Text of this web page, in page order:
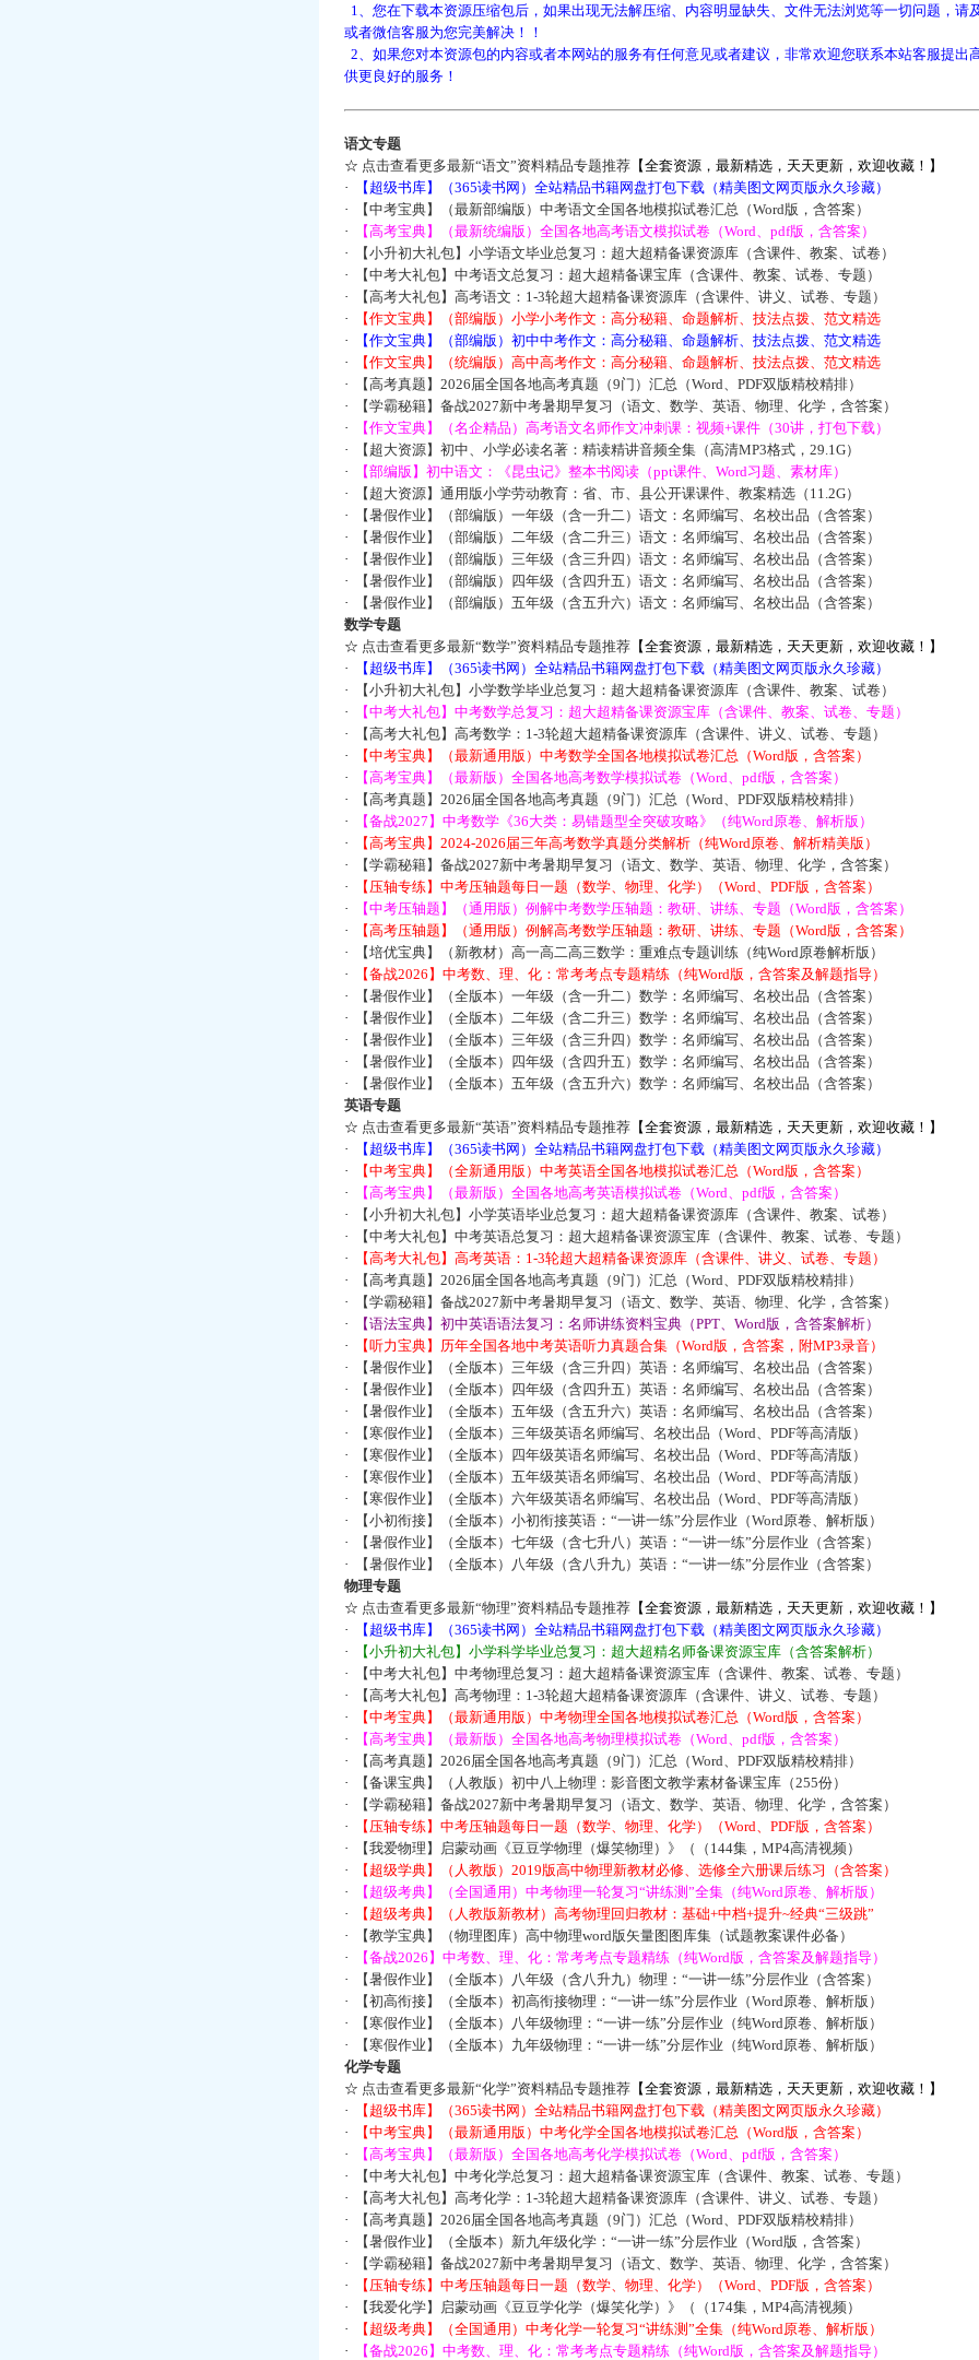
1、您在下载本资源压缩包后，如果出现无法解压缩、内容明显缺失、文件无法浏览等一切问题，请
或者微信客服为您完美解决！！
2、如果您对本资源包的内容或者本网站的服务有任何意见或者建议，非常欢迎您联系本站客服提出
供更良好的服务！
语文专题
☆ 点击查看更多最新“语文”资料精品专题推荐【全套资源，最新精选，天天更新，欢迎收藏！】
·
【超级书库】（365读书网）全站精品书籍网盘打包下载（精美图文网页版永久珍藏）
·
【中考宝典】（最新部编版）中考语文全国各地模拟试卷汇总（Word版，含答案）
·
【高考宝典】（最新统编版）全国各地高考语文模拟试卷（Word、pdf版，含答案）
·
【小升初大礼包】小学语文毕业总复习：超大超精备课资源库（含课件、教案、试卷）
·
【中考大礼包】中考语文总复习：超大超精备课宝库（含课件、教案、试卷、专题）
·
【高考大礼包】高考语文：1-3轮超大超精备课资源库（含课件、讲义、试卷、专题）
·
【作文宝典】（部编版）小学小考作文：高分秘籍、命题解析、技法点拨、范文精选
·
【作文宝典】（部编版）初中中考作文：高分秘籍、命题解析、技法点拨、范文精选
·
【作文宝典】（统编版）高中高考作文：高分秘籍、命题解析、技法点拨、范文精选
·
【高考真题】2026届全国各地高考真题（9门）汇总（Word、PDF双版精校精排）
·
【学霸秘籍】备战2027新中考暑期早复习（语文、数学、英语、物理、化学，含答案）
·
【作文宝典】（名企精品）高考语文名师作文冲刺课：视频+课件（30讲，打包下载）
·
【超大资源】初中、小学必读名著：精读精讲音频全集（高清MP3格式，29.1G）
·
【部编版】初中语文：《昆虫记》整本书阅读（ppt课件、Word习题、素材库）
·
【超大资源】通用版小学劳动教育：省、市、县公开课课件、教案精选（11.2G）
·
【暑假作业】（部编版）一年级（含一升二）语文：名师编写、名校出品（含答案）
·
【暑假作业】（部编版）二年级（含二升三）语文：名师编写、名校出品（含答案）
·
【暑假作业】（部编版）三年级（含三升四）语文：名师编写、名校出品（含答案）
·
【暑假作业】（部编版）四年级（含四升五）语文：名师编写、名校出品（含答案）
·
【暑假作业】（部编版）五年级（含五升六）语文：名师编写、名校出品（含答案）
数学专题
☆ 点击查看更多最新“数学”资料精品专题推荐【全套资源，最新精选，天天更新，欢迎收藏！】
·
【超级书库】（365读书网）全站精品书籍网盘打包下载（精美图文网页版永久珍藏）
·
【小升初大礼包】小学数学毕业总复习：超大超精备课资源库（含课件、教案、试卷）
·
【中考大礼包】中考数学总复习：超大超精备课资源宝库（含课件、教案、试卷、专题）
·
【高考大礼包】高考数学：1-3轮超大超精备课资源库（含课件、讲义、试卷、专题）
·
【中考宝典】（最新通用版）中考数学全国各地模拟试卷汇总（Word版，含答案）
·
【高考宝典】（最新版）全国各地高考数学模拟试卷（Word、pdf版，含答案）
·
【高考真题】2026届全国各地高考真题（9门）汇总（Word、PDF双版精校精排）
·
【备战2027】中考数学《36大类：易错题型全突破攻略》（纯Word原卷、解析版）
·
【高考宝典】2024-2026届三年高考数学真题分类解析（纯Word原卷、解析精美版）
·
【学霸秘籍】备战2027新中考暑期早复习（语文、数学、英语、物理、化学，含答案）
·
【压轴专练】中考压轴题每日一题（数学、物理、化学）（Word、PDF版，含答案）
·
【中考压轴题】（通用版）例解中考数学压轴题：教研、讲练、专题（Word版，含答案）
·
【高考压轴题】（通用版）例解高考数学压轴题：教研、讲练、专题（Word版，含答案）
·
【培优宝典】（新教材）高一高二高三数学：重难点专题训练（纯Word原卷解析版）
·
【备战2026】中考数、理、化：常考考点专题精练（纯Word版，含答案及解题指导）
·
【暑假作业】（全版本）一年级（含一升二）数学：名师编写、名校出品（含答案）
·
【暑假作业】（全版本）二年级（含二升三）数学：名师编写、名校出品（含答案）
·
【暑假作业】（全版本）三年级（含三升四）数学：名师编写、名校出品（含答案）
·
【暑假作业】（全版本）四年级（含四升五）数学：名师编写、名校出品（含答案）
·
【暑假作业】（全版本）五年级（含五升六）数学：名师编写、名校出品（含答案）
英语专题
☆ 点击查看更多最新“英语”资料精品专题推荐【全套资源，最新精选，天天更新，欢迎收藏！】
·
【超级书库】（365读书网）全站精品书籍网盘打包下载（精美图文网页版永久珍藏）
·
【中考宝典】（全新通用版）中考英语全国各地模拟试卷汇总（Word版，含答案）
·
【高考宝典】（最新版）全国各地高考英语模拟试卷（Word、pdf版，含答案）
·
【小升初大礼包】小学英语毕业总复习：超大超精备课资源库（含课件、教案、试卷）
·
【中考大礼包】中考英语总复习：超大超精备课资源宝库（含课件、教案、试卷、专题）
·
【高考大礼包】高考英语：1-3轮超大超精备课资源库（含课件、讲义、试卷、专题）
·
【高考真题】2026届全国各地高考真题（9门）汇总（Word、PDF双版精校精排）
·
【学霸秘籍】备战2027新中考暑期早复习（语文、数学、英语、物理、化学，含答案）
·
【语法宝典】初中英语语法复习：名师讲练资料宝典（PPT、Word版，含答案解析）
·
【听力宝典】历年全国各地中考英语听力真题合集（Word版，含答案，附MP3录音）
·
【暑假作业】（全版本）三年级（含三升四）英语：名师编写、名校出品（含答案）
·
【暑假作业】（全版本）四年级（含四升五）英语：名师编写、名校出品（含答案）
·
【暑假作业】（全版本）五年级（含五升六）英语：名师编写、名校出品（含答案）
·
【寒假作业】（全版本）三年级英语名师编写、名校出品（Word、PDF等高清版）
·
【寒假作业】（全版本）四年级英语名师编写、名校出品（Word、PDF等高清版）
·
【寒假作业】（全版本）五年级英语名师编写、名校出品（Word、PDF等高清版）
·
【寒假作业】（全版本）六年级英语名师编写、名校出品（Word、PDF等高清版）
·
【小初衔接】（全版本）小初衔接英语：“一讲一练”分层作业（Word原卷、解析版）
·
【暑假作业】（全版本）七年级（含七升八）英语：“一讲一练”分层作业（含答案）
·
【暑假作业】（全版本）八年级（含八升九）英语：“一讲一练”分层作业（含答案）
物理专题
☆ 点击查看更多最新“物理”资料精品专题推荐【全套资源，最新精选，天天更新，欢迎收藏！】
·
【超级书库】（365读书网）全站精品书籍网盘打包下载（精美图文网页版永久珍藏）
·
【小升初大礼包】小学科学毕业总复习：超大超精名师备课资源宝库（含答案解析）
·
【中考大礼包】中考物理总复习：超大超精备课资源宝库（含课件、教案、试卷、专题）
·
【高考大礼包】高考物理：1-3轮超大超精备课资源库（含课件、讲义、试卷、专题）
·
【中考宝典】（最新通用版）中考物理全国各地模拟试卷汇总（Word版，含答案）
·
【高考宝典】（最新版）全国各地高考物理模拟试卷（Word、pdf版，含答案）
·
【高考真题】2026届全国各地高考真题（9门）汇总（Word、PDF双版精校精排）
·
【备课宝典】（人教版）初中八上物理：影音图文教学素材备课宝库（255份）
·
【学霸秘籍】备战2027新中考暑期早复习（语文、数学、英语、物理、化学，含答案）
·
【压轴专练】中考压轴题每日一题（数学、物理、化学）（Word、PDF版，含答案）
·
【我爱物理】启蒙动画《豆豆学物理（爆笑物理）》（（144集，MP4高清视频）
·
【超级学典】（人教版）2019版高中物理新教材必修、选修全六册课后练习（含答案）
·
【超级考典】（全国通用）中考物理一轮复习“讲练测”全集（纯Word原卷、解析版）
·
【超级考典】（人教版新教材）高考物理回归教材：基础+中档+提升~经典“三级跳”
·
【教学宝典】（物理图库）高中物理word版矢量图图库集（试题教案课件必备）
·
【备战2026】中考数、理、化：常考考点专题精练（纯Word版，含答案及解题指导）
·
【暑假作业】（全版本）八年级（含八升九）物理：“一讲一练”分层作业（含答案）
·
【初高衔接】（全版本）初高衔接物理：“一讲一练”分层作业（Word原卷、解析版）
·
【寒假作业】（全版本）八年级物理：“一讲一练”分层作业（纯Word原卷、解析版）
·
【寒假作业】（全版本）九年级物理：“一讲一练”分层作业（纯Word原卷、解析版）
化学专题
☆ 点击查看更多最新“化学”资料精品专题推荐【全套资源，最新精选，天天更新，欢迎收藏！】
·
【超级书库】（365读书网）全站精品书籍网盘打包下载（精美图文网页版永久珍藏）
·
【中考宝典】（最新通用版）中考化学全国各地模拟试卷汇总（Word版，含答案）
·
【高考宝典】（最新版）全国各地高考化学模拟试卷（Word、pdf版，含答案）
·
【中考大礼包】中考化学总复习：超大超精备课资源宝库（含课件、教案、试卷、专题）
·
【高考大礼包】高考化学：1-3轮超大超精备课资源库（含课件、讲义、试卷、专题）
·
【高考真题】2026届全国各地高考真题（9门）汇总（Word、PDF双版精校精排）
·
【暑假作业】（全版本）新九年级化学：“一讲一练”分层作业（Word版，含答案）
·
【学霸秘籍】备战2027新中考暑期早复习（语文、数学、英语、物理、化学，含答案）
·
【压轴专练】中考压轴题每日一题（数学、物理、化学）（Word、PDF版，含答案）
·
【我爱化学】启蒙动画《豆豆学化学（爆笑化学）》（（174集，MP4高清视频）
·
【超级考典】（全国通用）中考化学一轮复习“讲练测”全集（纯Word原卷、解析版）
·
【备战2026】中考数、理、化：常考考点专题精练（纯Word版，含答案及解题指导）